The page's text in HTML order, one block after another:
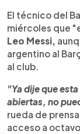
►
El técnico del
miércoles que
Leo Messi,
argentino al
al club.
"Ya dije que
abiertas, no
rueda de
acceso a